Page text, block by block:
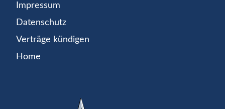
Impressum
Datenschutz
Verträge kündigen
Home